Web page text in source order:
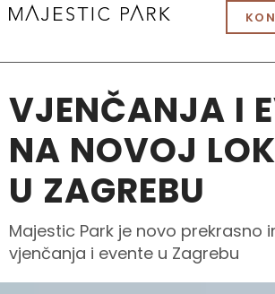
VJENČANJA I
NA NOVOJ
U ZAGREBU
Majestic Park je novo prekrasno
vjenčanja i evente u Zagrebu